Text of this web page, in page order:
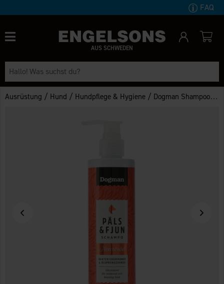
FAQ
AUS SCHWEDEN
Ausrüstung / Hund / Hundpflege & Hygiene / Dogman Shampoo Antibakteriell und Tiefenreinigung